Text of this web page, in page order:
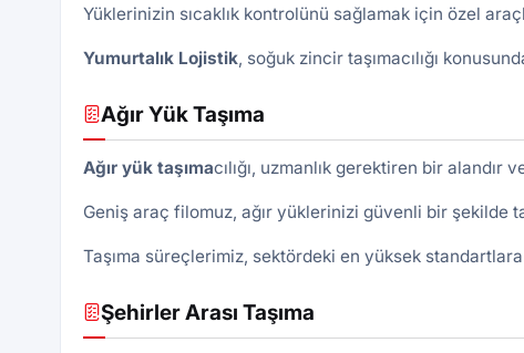
Yüklerinizin sıcaklık kontrolünü sağlamak için özel
Yumurtalık Lojistik, soğuk zincir taşımacılığı
Ağır Yük Taşıma
Ağır yük taşımacılığı, uzmanlık gerektiren bir alandır
Geniş araç filomuz, ağır yüklerinizi güvenli bir şekilde
Taşıma süreçlerimiz, sektördeki en yüksek
Şehirler Arası Taşıma